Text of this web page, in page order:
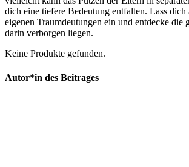
dich⁤ eine tiefere‍ Bedeutung entfalten. Lass dich
eigenen Traumdeutungen ein⁤ und entdecke die
darin verborgen liegen.
Keine Produkte gefunden.
Autor*in des Beitrages